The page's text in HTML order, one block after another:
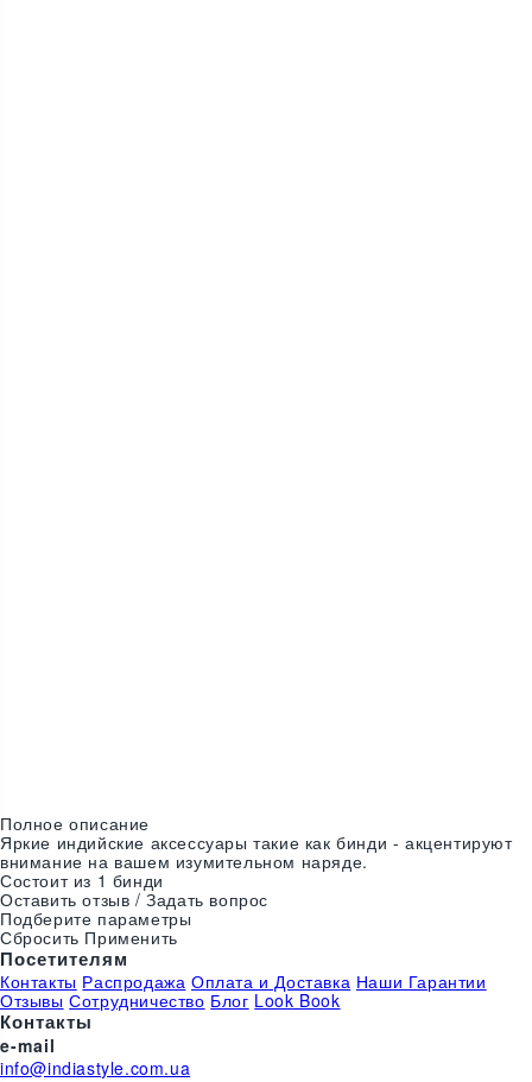
Цвета:
Полное описание
Яркие индийские аксессуары такие как бинди - акцентируют
внимание на вашем изумительном наряде.
Состоит из 1 бинди
Оставить отзыв / Задать вопрос
Подберите параметры
Сбросить Применить
Посетителям
Контакты Распродажа Оплата и Доставка Наши Гарантии
Отзывы Сотрудничество Блог Look Book
Контакты
e-mail
info@indiastyle.com.ua